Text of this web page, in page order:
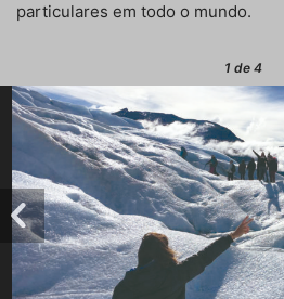
particulares em todo o mundo.
1 de 4